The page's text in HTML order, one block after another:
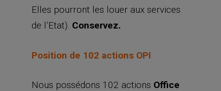
Elles pourront les louer aux services
de l’Etat). Conservez.
Position de 102 actions OPI
Nous possédons 102 actions Office